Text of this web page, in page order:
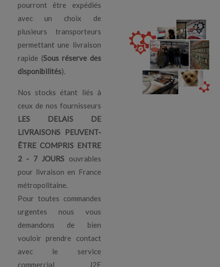
pourront être expédiés
avec un choix de
plusieurs transporteurs
permettant une livraison
rapide (Sous réserve des
disponibilités).
Nos stocks étant liés à
ceux de nos fournisseurs
LES DELAIS DE
LIVRAISONS PEUVENT-
ÊTRE COMPRIS ENTRE
2 - 7 JOURS ouvrables
pour livraison en France
métropolitaine.
Pour toutes commandes
urgentes nous vous
demandons de bien
vouloir prendre contact
avec le service
commercial J2F